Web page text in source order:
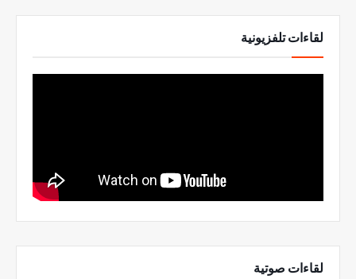
لقاءات تلفزيونية
لقاءات صوتية